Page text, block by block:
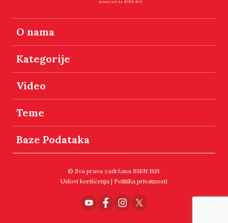
O nama
Kategorije
Video
Teme
Baze Podataka
© Sva prava zadržana BIRN BiH.
Uslovi korišćenja | Politika privatnosti